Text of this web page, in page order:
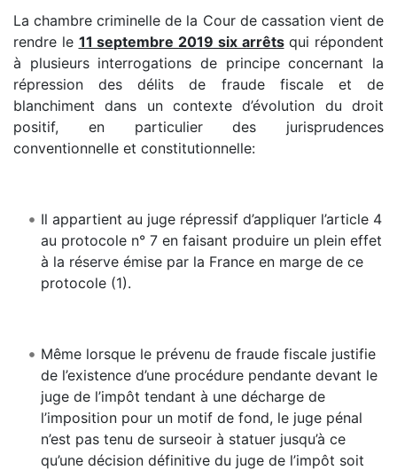
La chambre criminelle de la Cour de cassation vient de
rendre le 11 septembre 2019 six arrêtsqui répondent
à plusieurs interrogations de principe concernant la
répression des délits de fraude fiscale et de
blanchiment dans un contexte d’évolution du droit
positif, en particulier des jurisprudences
conventionnelle et constitutionnelle:
Il appartient au juge répressif d’appliquer l’article 4
au protocole n° 7 en faisant produire un plein effet
à la réserve émise par la France en marge de ce
protocole (1).
Même lorsque le prévenu de fraude fiscale justifie
de l’existence d’une procédure pendante devant le
juge de l’impôt tendant à une décharge de
l’imposition pour un motif de fond, le juge pénal
n’est pas tenu de surseoir à statuer jusqu’à ce
qu’une décision définitive du juge de l’impôt soit